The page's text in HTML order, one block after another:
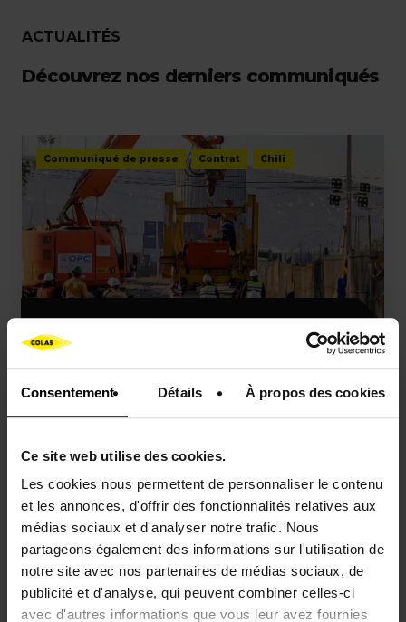
Consentement Détails À propos des cookies
Ce site web utilise des cookies.
Les cookies nous permettent de personnaliser le contenu
et les annonces, d'offrir des fonctionnalités relatives aux
médias sociaux et d'analyser notre trafic. Nous
partageons également des informations sur l'utilisation de
notre site avec nos partenaires de médias sociaux, de
publicité et d'analyse, qui peuvent combiner celles-ci
avec d'autres informations que vous leur avez fournies
ACTUALITÉS
Découvrez nos derniers communiqués
Communiqué de presse Contrat Chili
contrat ferroviaire au Chili
Communiqué de presse Evènement France